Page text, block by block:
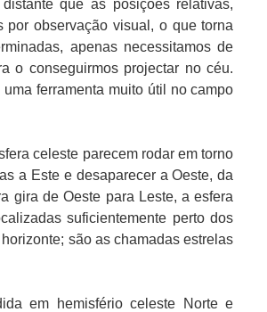
que as posições relativas,
por observação visual, o que torna
apenas necessitamos de
o conseguirmos projectar no céu.
ferramenta muito útil no campo
celeste parecem rodar em torno
a Este e desaparecer a Oeste, da
gira de Oeste para Leste, a esfera
suficientemente perto dos
são as chamadas estrelas
em hemisfério celeste Norte e